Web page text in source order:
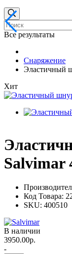
Все результаты
Снаряжение
Эластичный
Хит
Salvimar
Код Товара:
SKU: 400510
В наличии
3950.00р.
-